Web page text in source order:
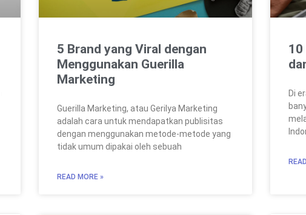
5 Brand yang Viral dengan
Menggunakan Guerilla
Marketing
Guerilla Marketing, atau Gerilya Marketing
adalah cara untuk mendapatkan publisitas
dengan menggunakan metode-metode yang
tidak umum dipakai oleh sebuah
READ MORE »
10
Di